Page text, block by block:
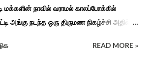
மக்களின் நாவில் வராமல் காலப்போக்கில்
அங்கு நடந்த ஒரு திருமண நிகழ்ச்சி அதில்
பாடிய ஆராத்தி பாட்டு ஒன்று 30
READ MORE »